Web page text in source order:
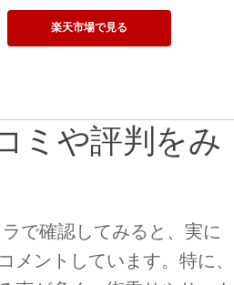
楽天市場で見る
ミや評判をみ
で確認してみると、実に
メントしています。特に、